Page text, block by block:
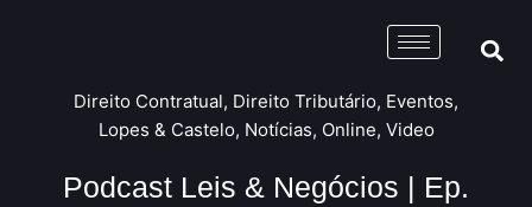
Direito Contratual, Direito Tributário, Eventos,
Lopes & Castelo, Notícias, Online, Video
Podcast Leis & Negócios | Ep.